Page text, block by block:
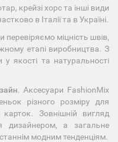
крейзі хорс та інші види
в Італії та в Україні.
перевіряємо міцність швів,
етапі виробництва. З
якості та натуральності
. Аксесуари FashionMix
різного розміру для
Зовнішній вигляд
дизайнером, а загальне
модним тенденціям.